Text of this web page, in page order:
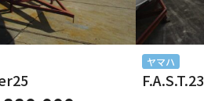
ヤマハ
F.A.S.T.23